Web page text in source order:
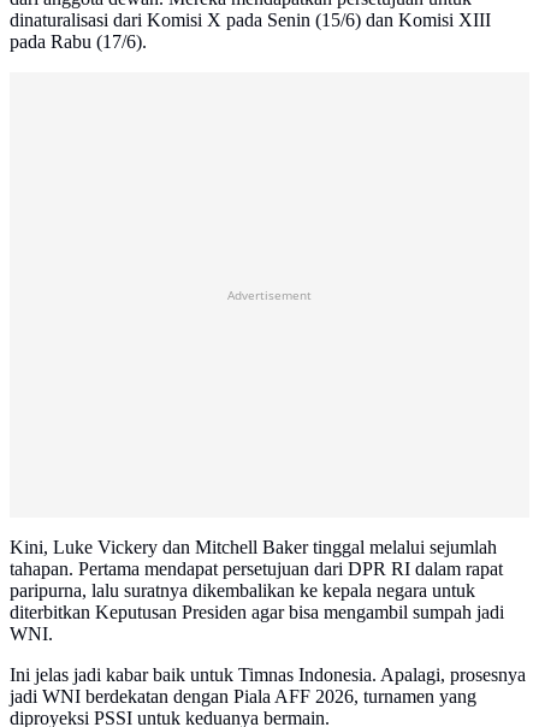
dinaturalisasi dari Komisi X pada Senin (15/6) dan Komisi XIII
pada Rabu (17/6).
Advertisement
Kini, Luke Vickery dan Mitchell Baker tinggal melalui sejumlah
tahapan. Pertama mendapat persetujuan dari DPR RI dalam rapat
paripurna, lalu suratnya dikembalikan ke kepala negara untuk
diterbitkan Keputusan Presiden agar bisa mengambil sumpah jadi
WNI.
Ini jelas jadi kabar baik untuk Timnas Indonesia. Apalagi, prosesnya
jadi WNI berdekatan dengan Piala AFF 2026, turnamen yang
diproyeksi PSSI untuk keduanya bermain.